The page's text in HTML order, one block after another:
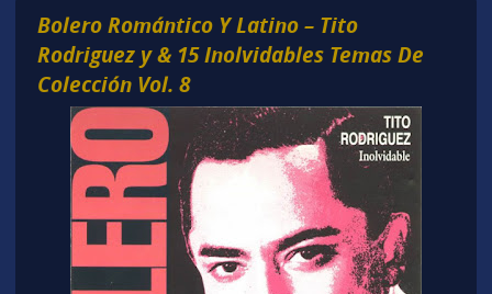
Bolero Romántico Y Latino – Tito
Rodriguez y & 15 Inolvidables Temas De
Colección Vol. 8